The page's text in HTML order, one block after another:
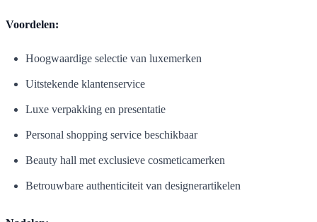
Voordelen:
Hoogwaardige selectie van luxemerken
Uitstekende klantenservice
Luxe verpakking en presentatie
Personal shopping service beschikbaar
Beauty hall met exclusieve cosmeticamerken
Betrouwbare authenticiteit van designerartikelen